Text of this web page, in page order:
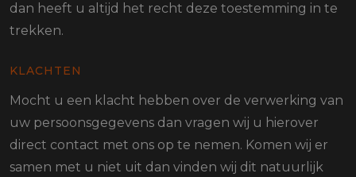
dan heeft u altijd het recht deze toestemming in te
trekken.
KLACHTEN
Mocht u een klacht hebben over de verwerking van
uw persoonsgegevens dan vragen wij u hierover
direct contact met ons op te nemen. Komen wij er
samen met u niet uit dan vinden wij dit natuurlijk